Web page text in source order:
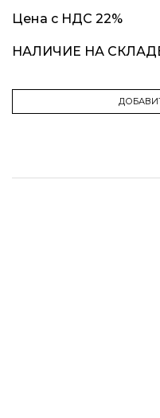
Цена с НДС 22%
НАЛИЧИЕ НА